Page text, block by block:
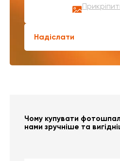
Надіслати
Чому купувати
нами зручніше та